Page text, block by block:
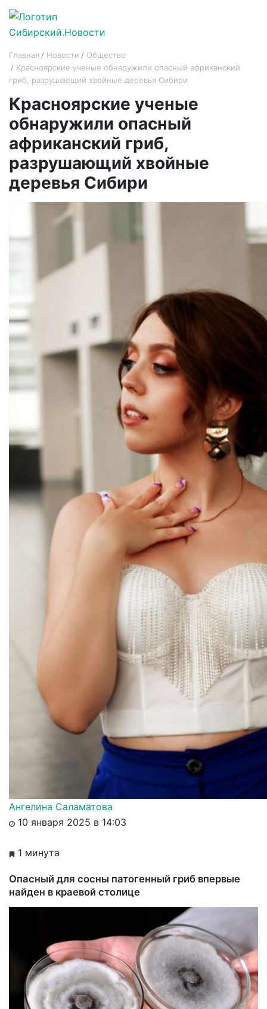
Главная Новости
Общество
Красноярские ученые обнаружили опасный африканский
гриб, разрушающий хвойные деревья Сибири
Красноярские ученые
обнаружили опасный
африканский гриб,
разрушающий хвойные
деревья Сибири
Ангелина Саламатова
10 января 2025 в 14:03
1 минута
Опасный для сосны патогенный гриб впервые
найден в краевой столице